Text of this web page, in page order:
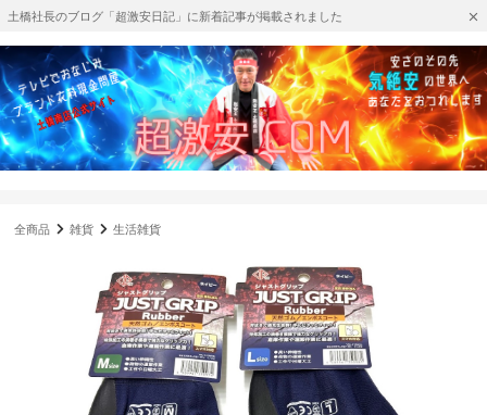
土橋社長のブログ「超激安日記」に新着記事が掲載されました
全商品 雑貨 生活雑貨